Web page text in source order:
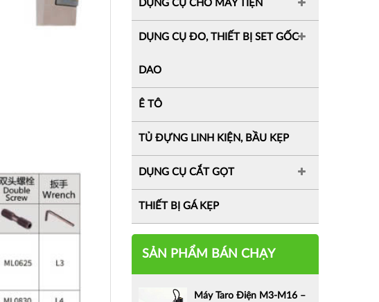
DỤNG CỤ CHO MÁY TIỆN
DỤNG CỤ ĐO, THIẾT BỊ SET GỐC
DAO
Ê TÔ
TỦ ĐỰNG LINH KIỆN, BẦU KẸP
DỤNG CỤ CẮT GỌT
THIẾT BỊ GÁ KẸP
SẢN PHẨM BÁN CHẠY
Máy Taro Điện M3-M16 –